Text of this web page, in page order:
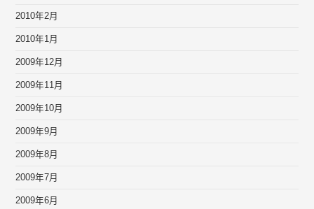
2010年2月
2010年1月
2009年12月
2009年11月
2009年10月
2009年9月
2009年8月
2009年7月
2009年6月